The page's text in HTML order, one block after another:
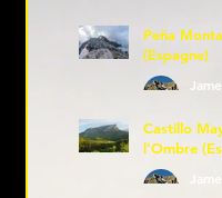
Peña
(Espagne)
Castillo
l'Ombre